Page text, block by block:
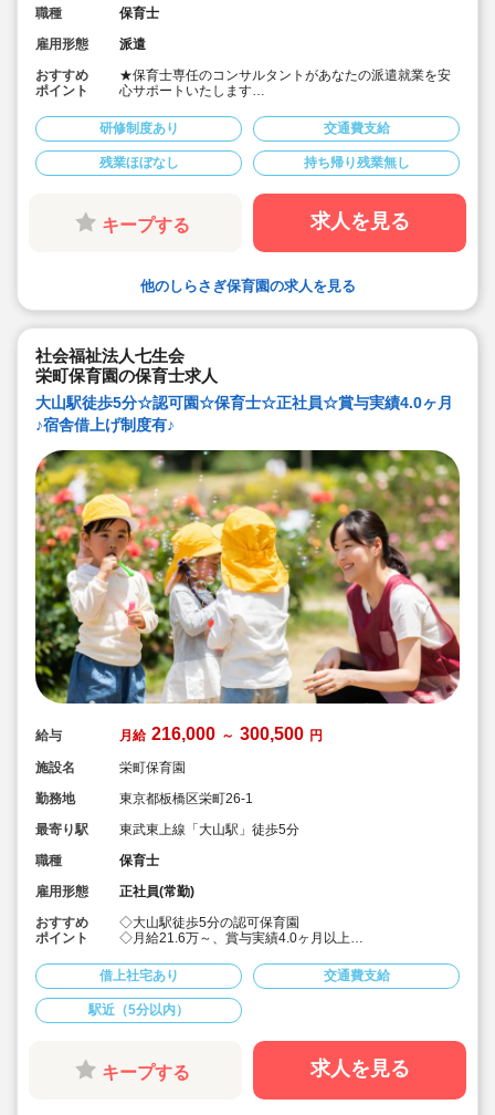
職種
保育士
雇用形態
派遣
おすすめ
ポイント
★保育士専任のコンサルタントがあなたの派遣就業を安
心サポートいたします
★預かり保育の担当をお願いします
★時給1,800円以上、別途交通費支給！
★18時や19時まで勤務できる方、大歓迎♪
★土日祝休みなのでワークライフバランスも取りやすい
研修制度あり 交通費支給
残業ほぼなし 持ち帰り残業無し
キープする 求人を見る
他のしらさぎ保育園の求人を見る
社会福祉法人七生会
栄町保育園の保育士求人
大山駅徒歩5分☆認可園☆保育士☆正社員☆賞与実績4.0ヶ月
♪宿舎借上げ制度有♪
給与 月給 216,000 ～ 300,500 円
施設名
栄町保育園
勤務地
東京都板橋区栄町26-1
最寄り駅
東武東上線「大山駅」徒歩5分
職種
保育士
雇用形態
正社員(常勤)
おすすめ
ポイント
◇大山駅徒歩5分の認可保育園
◇月給21.6万～、賞与実績4.0ヶ月以上
◇宿舎借上げ制度有♪
借上社宅あり 交通費支給
駅近（5分以内）
キープする 求人を見る